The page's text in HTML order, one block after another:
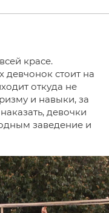
красе.
девчонок стоит на
откуда не
и навыки, за
девочки
заведение и